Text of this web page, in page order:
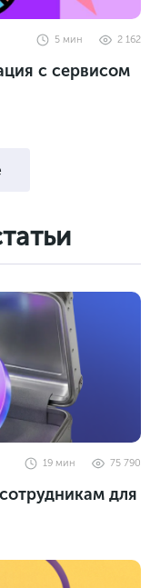
2 162
5 мин
с сервисом
75 790
19 мин
для